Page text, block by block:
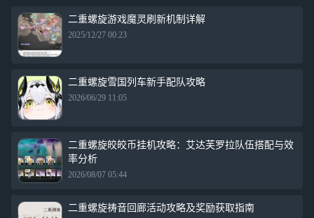
二重螺旋游戏魔灵刷新机制详解
2025/12/27 00:23
二重螺旋雪国列车新手配队攻略
2026/06/29 11:05
二重螺旋皎皎币挂机攻略：艾达芙罗拉队伍搭配与效
率分析
2026/08/07 05:44
二重螺旋祷音回廊活动攻略及奖励获取指南